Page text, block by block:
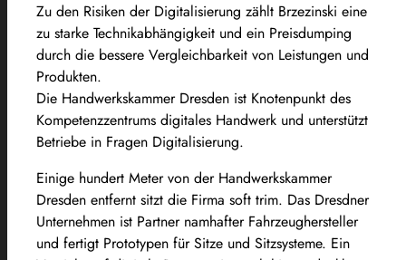
Zu den Risiken der Digitalisierung zählt Brzezinski eine
zu starke Technikabhängigkeit und ein Preisdumping
durch die bessere Vergleichbarkeit von Leistungen und
Produkten.
Die Handwerkskammer Dresden ist Knotenpunkt des
Kompetenzzentrums digitales Handwerk und unterstützt
Betriebe in Fragen Digitalisierung.
Einige hundert Meter von der Handwerkskammer
Dresden entfernt sitzt die Firma soft trim. Das Dresdner
Unternehmen ist Partner namhafter Fahrzeughersteller
und fertigt Prototypen für Sitze und Sitzsysteme. Ein